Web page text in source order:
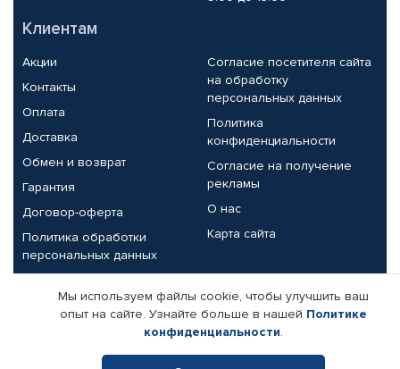
Клиентам
Акции
Контакты
Оплата
Доставка
Обмен и возврат
Гарантия
Договор-оферта
Политика обработки
персональных данных
Согласие посетителя сайта
на обработку
персональных данных
Политика
конфиденциальности
Согласие на получение
рекламы
О нас
Карта сайта
Партнерам
Корпоративным клиентам
Поставщикам
Реквизиты компании
Мы используем файлы cookie, чтобы улучшить ваш
опыт на сайте. Узнайте больше в нашей Политике
конфиденциальности.